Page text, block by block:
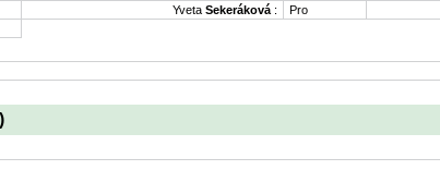
Yveta Sekeráková : Pro